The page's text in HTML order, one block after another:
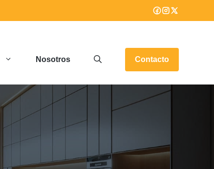
Nosotros Contacto